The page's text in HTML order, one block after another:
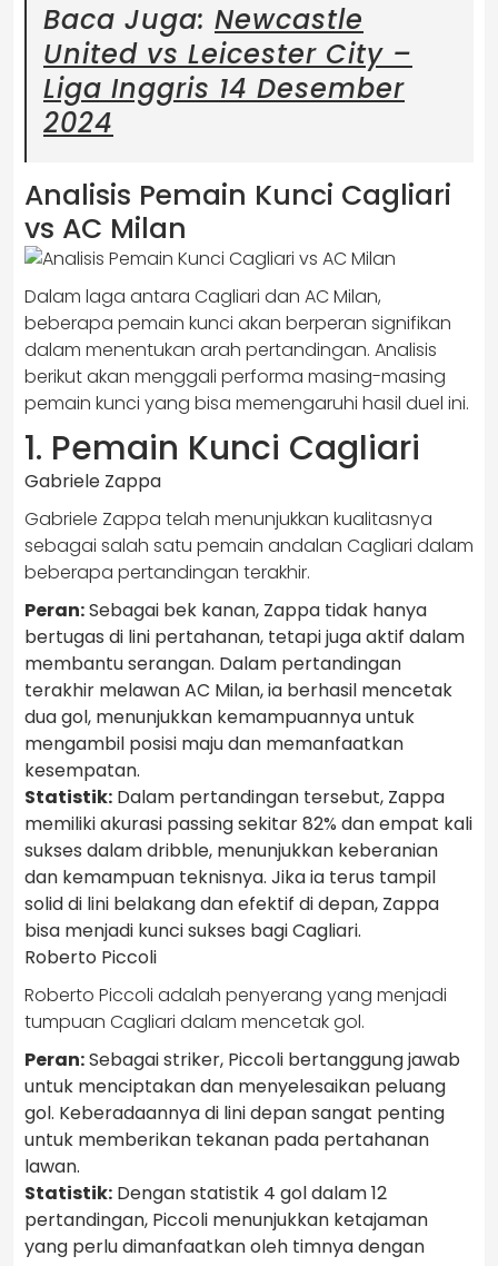
Baca Juga: Newcastle
United vs Leicester City –
Liga Inggris 14 Desember
2024
Analisis Pemain Kunci Cagliari
vs AC Milan
Dalam laga antara Cagliari dan AC Milan,
beberapa pemain kunci akan berperan signifikan
dalam menentukan arah pertandingan. Analisis
berikut akan menggali performa masing-masing
pemain kunci yang bisa memengaruhi hasil duel ini.
1. Pemain Kunci Cagliari
Gabriele Zappa
Gabriele Zappa telah menunjukkan kualitasnya
sebagai salah satu pemain andalan Cagliari dalam
beberapa pertandingan terakhir.
Peran:Sebagai bek kanan, Zappa tidak hanya
bertugas di lini pertahanan, tetapi juga aktif dalam
membantu serangan. Dalam pertandingan
terakhir melawan AC Milan, ia berhasil mencetak
dua gol, menunjukkan kemampuannya untuk
mengambil posisi maju dan memanfaatkan
kesempatan.
Statistik: Dalam pertandingan tersebut, Zappa
memiliki akurasi passing sekitar 82% dan empat kali
sukses dalam dribble, menunjukkan keberanian
dan kemampuan teknisnya. Jika ia terus tampil
solid di lini belakang dan efektif di depan, Zappa
bisa menjadi kunci sukses bagi Cagliari.
Roberto Piccoli
Roberto Piccoli adalah penyerang yang menjadi
tumpuan Cagliari dalam mencetak gol.
Peran:Sebagai striker, Piccoli bertanggung jawab
untuk menciptakan dan menyelesaikan peluang
gol. Keberadaannya di lini depan sangat penting
untuk memberikan tekanan pada pertahanan
lawan.
Statistik: Dengan statistik 4 gol dalam 12
pertandingan, Piccoli menunjukkan ketajaman
yang perlu dimanfaatkan oleh timnya dengan